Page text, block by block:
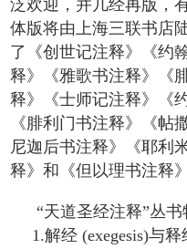
泛欢迎，并几经再版，
体版将由上海三联书店
了《创世记注释》《约
释》《雅歌书注释》《
释》《士师记注释》《
《腓利门书注释》《帖
尼迦后书注释》《耶利
释》和《但以理书注释》
“天道圣经注释”丛书
1.解经 (exegesis)与